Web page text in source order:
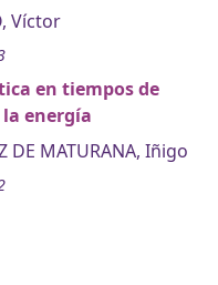
Víctor
en tiempos de
energía
DE MATURANA, Iñigo